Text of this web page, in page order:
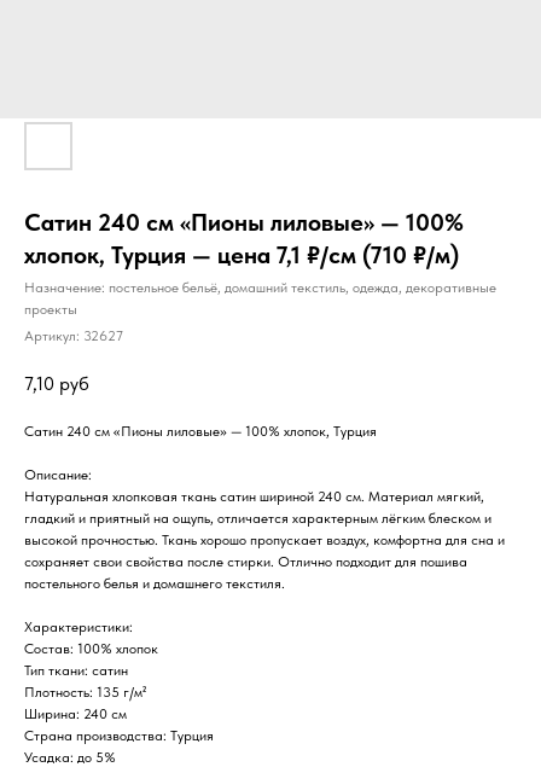
Сатин 240 см «Пионы лиловые» — 100%
хлопок, Турция — цена 7,1 ₽/см (710 ₽/м)
Назначение: постельное бельё, домашний текстиль, одежда, декоративные
проекты
Артикул: 32627
7,10 руб
Сатин 240 см «Пионы лиловые» — 100% хлопок, Турция
Описание:
Натуральная хлопковая ткань сатин шириной 240 см. Материал мягкий,
гладкий и приятный на ощупь, отличается характерным лёгким блеском и
высокой прочностью. Ткань хорошо пропускает воздух, комфортна для сна и
сохраняет свои свойства после стирки. Отлично подходит для пошива
постельного белья и домашнего текстиля.
Характеристики:
Состав: 100% хлопок
Тип ткани: сатин
Плотность: 135 г/м²
Ширина: 240 см
Страна производства: Турция
Усадка: до 5%